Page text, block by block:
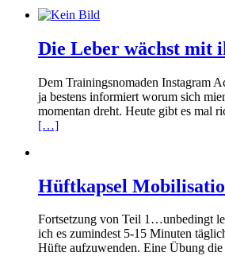
Die Leber wächst mit
Dem Trainingsnomaden Instagram
ja bestens informiert worum sich
momentan dreht. Heute gibt es mal
[…]
Hüftkapsel
Fortsetzung von Teil 1…unbedingt
ich es zumindest 5-15 Minuten
Hüfte aufzuwenden. Eine Übung die